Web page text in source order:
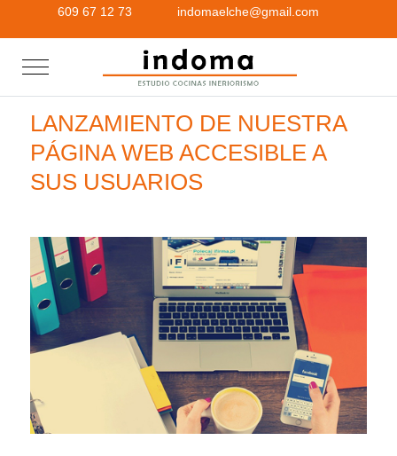
609 67 12 73 indomaelche@gmail.com
Mobile Menu Toggle
LANZAMIENTO DE NUESTRA
PÁGINA WEB ACCESIBLE A
SUS USUARIOS